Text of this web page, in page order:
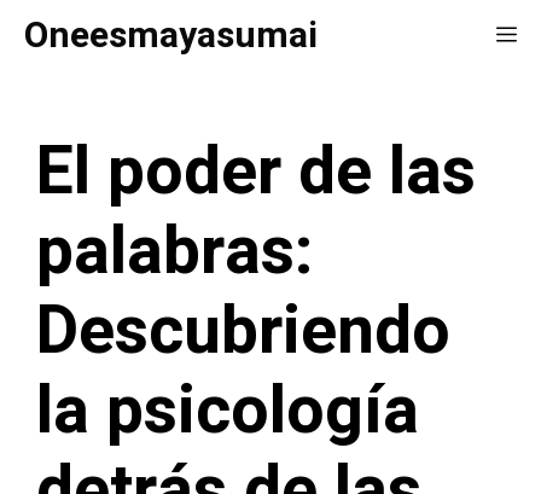
SaltarOneesmayasumai
El poder de las
palabras:
Descubriendo
la psicología